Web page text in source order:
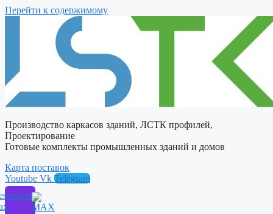
Перейти к содержимому
Производство каркасов зданий, ЛСТК профилей,
Проектирование
Готовые комплекты промышленных зданий и домов
Карта поставок
Youtube Vk Telegram